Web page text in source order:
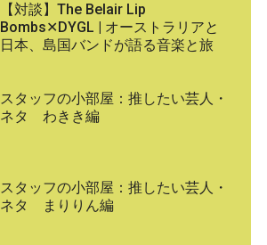
【対談】The Belair Lip
Bombs✕DYGL | オーストラリアと
日本、島国バンドが語る音楽と旅
スタッフの小部屋：推したい芸人・
ネタ わきき編
スタッフの小部屋：推したい芸人・
ネタ まりりん編